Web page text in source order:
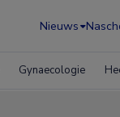
Nieuws
Gynaecologie